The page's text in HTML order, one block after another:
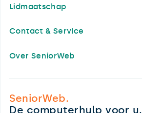
Lidmaatschap
Contact & Service
Over SeniorWeb
SeniorWeb.
De computerhulp voor u.